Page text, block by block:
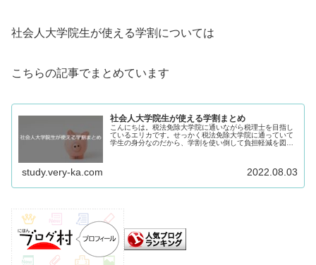
社会人大学院生が使える学割については
こちらの記事でまとめています
社会人大学院生が使える学割まとめ
こんにちは。税法免除大学院に通いながら税理士を目指し
ているエリカです。せっかく税法免除大学院に通っていて
学生の身分なのだから、学割を使い倒して負担軽減を図ろ
study.very-ka.com 2022.08.03